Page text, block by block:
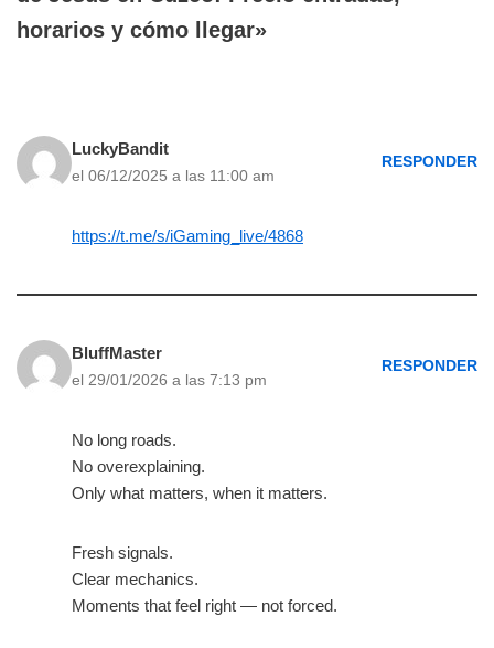
horarios y cómo llegar»
LuckyBandit
el 06/12/2025 a las 11:00 am
RESPONDER
https://t.me/s/iGaming_live/4868
BluffMaster
el 29/01/2026 a las 7:13 pm
RESPONDER
No long roads.
No overexplaining.
Only what matters, when it matters.
Fresh signals.
Clear mechanics.
Moments that feel right — not forced.